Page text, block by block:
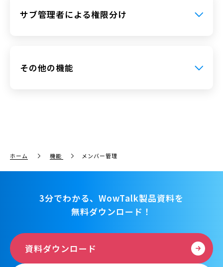
サブ管理者による権限分け
その他の機能
ホーム 機能 メンバー管理
3分でわかる、WowTalk製品資料を
無料ダウンロード！
資料ダウンロード